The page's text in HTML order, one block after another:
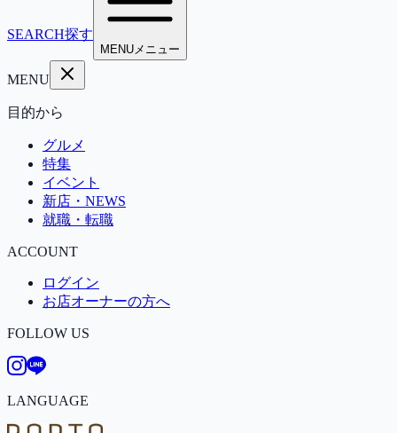
SEARCH探す
MENUメニュー
MENU
目的から
グルメ
特集
イベント
新店・NEWS
就職・転職
ACCOUNT
ログイン
お店オーナーの方へ
FOLLOW US
LANGUAGE